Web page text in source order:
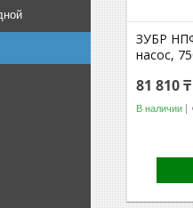
ЗУБР
насос,
81 810 ₸
В наличии